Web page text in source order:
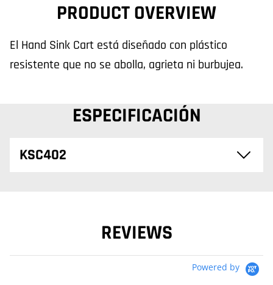
PRODUCT OVERVIEW
El Hand Sink Cart está diseñado con plástico
resistente que no se abolla, agrieta ni burbujea.
ESPECIFICACIÓN
KSC402
REVIEWS
Powered by